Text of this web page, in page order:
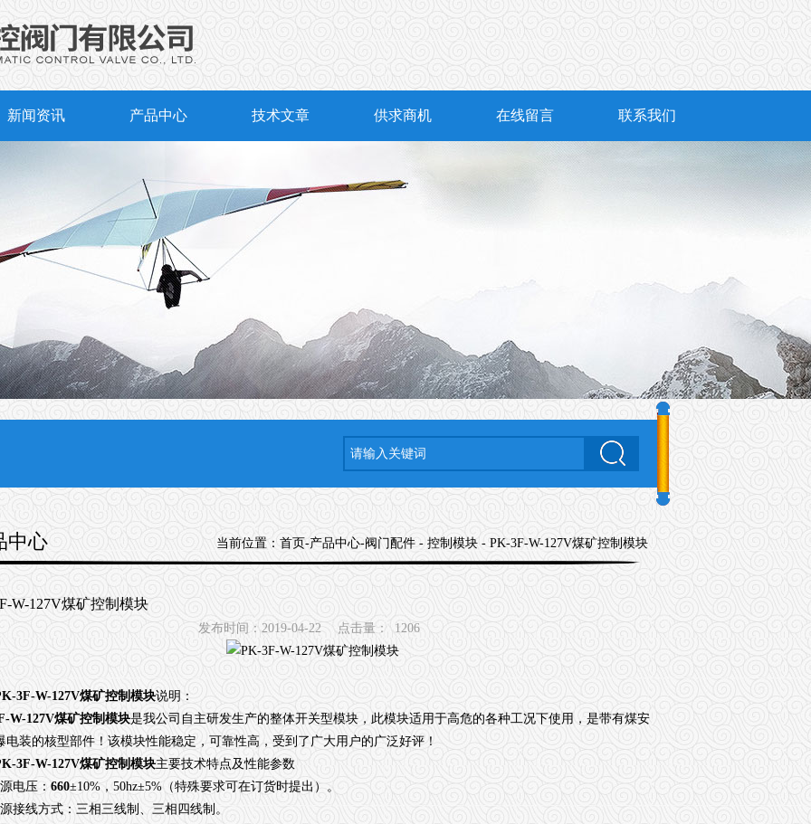
新闻资讯 产品中心 技术文章 供求商机 在线留言 联系我们
中心 当前位置： 首页-产品中心-阀门配件 - 控制模块 - PK-3F-W-127V煤矿控制模块
W-127V煤矿控制模块
发布时间：2019-04-22 点击量： 1206
3F-W-127V煤矿控制模块说明：
W-127V煤矿控制模块是我公司自主研发生产的整体开关型模块，此模块适用于高危的各种工况下使用，是带有煤安
电装的核型部件！该模块性能稳定，可靠性高，受到了广大用户的广泛好评！
3F-W-127V煤矿控制模块主要技术特点及性能参数
电压： 660±10%，50hz±5%（特殊要求可在订货时提出）。
接线方式：三相三线制、三相四线制。